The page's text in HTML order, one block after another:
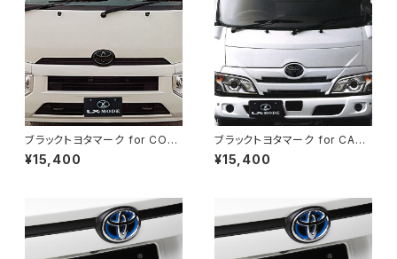
ブラックトヨタマーク for COA
STER (GDB60/70/80系 (20
17.01以降))
¥15,400
ブラックトヨタマーク for CAM
ROAD (28#/23#系 M/C後)
¥15,400